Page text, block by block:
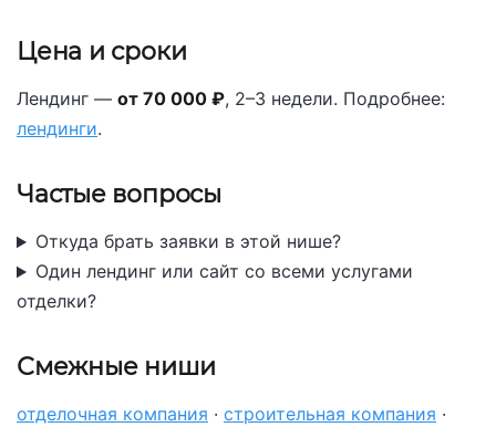
Цена и сроки
Лендинг — от 70 000 ₽, 2–3 недели. Подробнее:
лендинги.
Частые вопросы
Откуда брать заявки в этой нише?
Один лендинг или сайт со всеми услугами
отделки?
Смежные ниши
отделочная компания · строительная компания ·